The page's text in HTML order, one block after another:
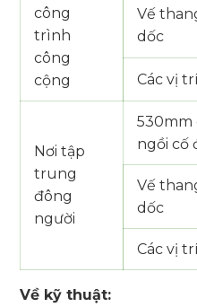
công
trình
công
cộng
Vế
dốc
Các vị
Nơi tập
trung
đông
người
ngồi cố
Vế
dốc
Các vị
Về kỹ thuật: